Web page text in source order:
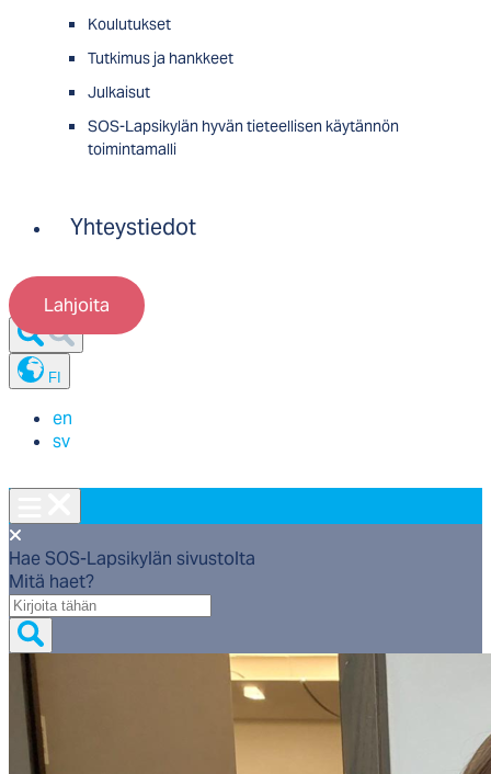
Koulutukset
Tutkimus ja hankkeet
Julkaisut
SOS-Lapsikylän hyvän tieteellisen käytännön
toimintamalli
Yhteystiedot
Lahjoita
FI
en
sv
Hae SOS-Lapsikylän sivustolta
Mitä haet?
Mitä
haet?